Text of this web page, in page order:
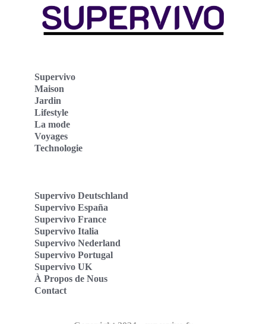
Supervivo
Maison
Jardin
Lifestyle
La mode
Voyages
Technologie
Supervivo Deutschland
Supervivo España
Supervivo France
Supervivo Italia
Supervivo Nederland
Supervivo Portugal
Supervivo UK
À Propos de Nous
Contact